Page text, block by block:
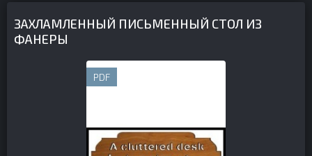
ЗАХЛАМЛЕННЫЙ ПИСЬМЕННЫЙ СТОЛ ИЗ
ФАНЕРЫ
PDF